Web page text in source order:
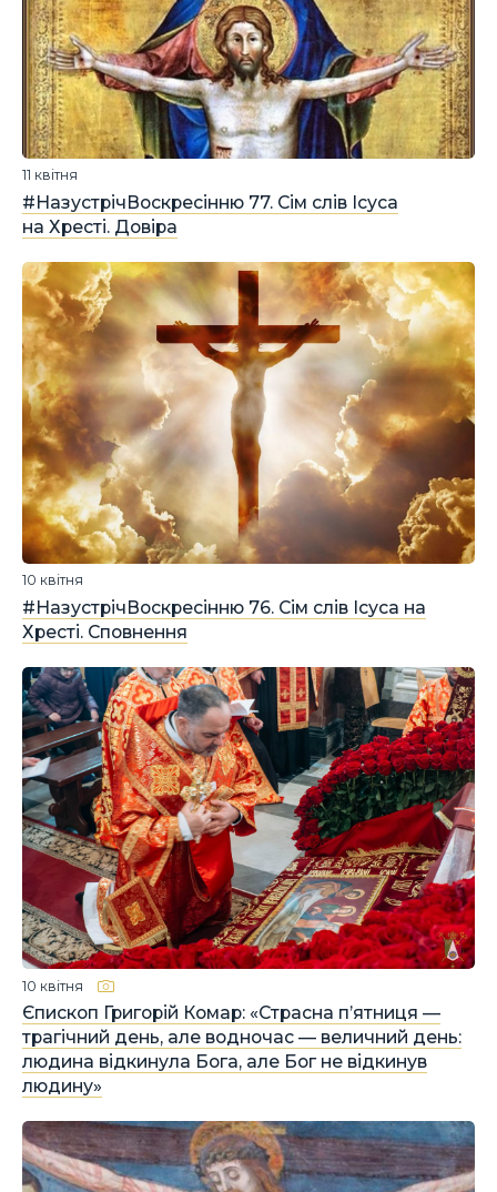
#НазустрічВоскресінню 77. Сім слів Ісуса
на Хресті. Довіра
11 квітня
#НазустрічВоскресінню 76. Сім слів Ісуса на
Хресті. Сповнення
10 квітня
Єпископ Григорій Комар: «Страсна п’ятниця —
трагічний день, але водночас — величний день:
людина відкинула Бога, але Бог не відкинув
людину»
10 квітня